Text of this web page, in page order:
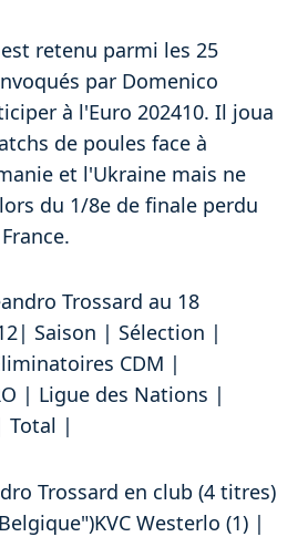
retenu parmi les 25
par Domenico
à l'Euro 202410. Il joua
de poules face à
et l'Ukraine mais ne
du 1/8e de finale perdu
Trossard au 18
Saison | Sélection |
CDM |
| Ligue des Nations |
Total |
Trossard en club (4 titres)
Westerlo (1) |